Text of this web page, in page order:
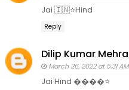
Jai 🇮🇳⭐Hind
Reply
Dilip Kumar Mehra
March 26, 2022 at 5:31 AM
Jai Hind ����⭐